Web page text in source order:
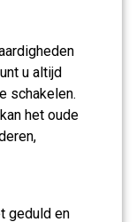
u altijd
schakelen.
het oude
geduld en